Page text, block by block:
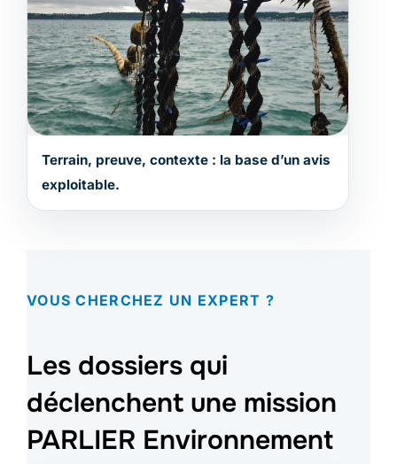
Terrain, preuve, contexte : la base d’un avis
exploitable.
VOUS CHERCHEZ UN EXPERT ?
Les dossiers qui
déclenchent une mission
PARLIER Environnement